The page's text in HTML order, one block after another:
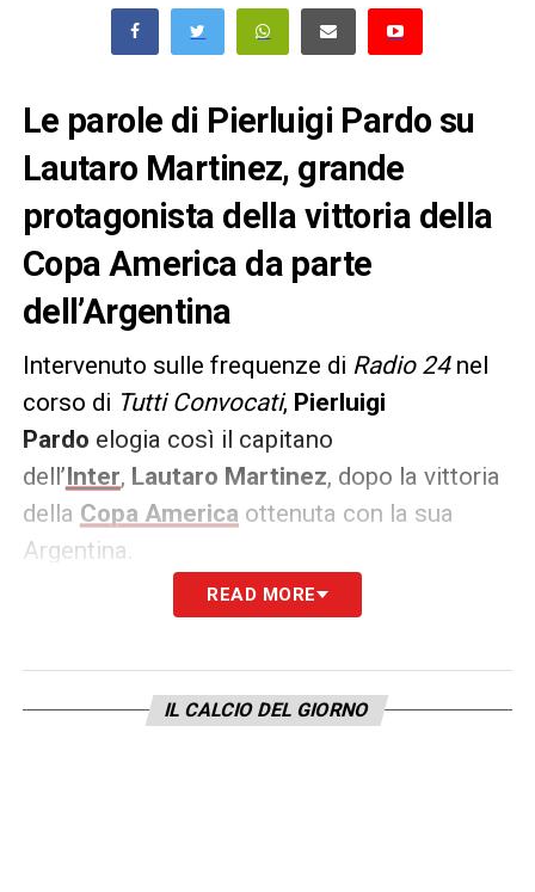
Le parole di Pierluigi Pardo su
Lautaro Martinez, grande
protagonista della vittoria della
Copa America da parte
dell’Argentina
Intervenuto sulle frequenze di Radio 24 nel
corso di Tutti Convocati, Pierluigi
Pardo elogia così il capitano
dell’Inter, Lautaro Martinez, dopo la vittoria
della Copa America ottenuta con la sua
Argentina.
Lautaro Martinez aveva un
gli ha dato ancora più qualità. A me fa
READ MORE
IL CALCIO DEL GIORNO